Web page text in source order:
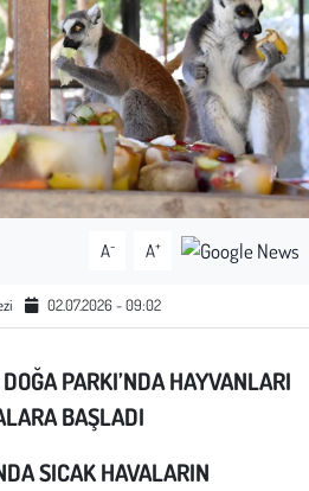
A- A+
02.07.2026 - 09:02
PARKI’NDA HAYVANLARI
BAŞLADI
SICAK HAVALARIN